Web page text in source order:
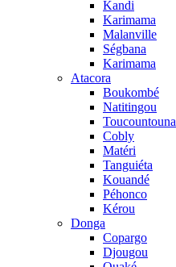
Kandi
Karimama
Malanville
Ségbana
Karimama
Atacora
Boukombé
Natitingou
Toucountouna
Cobly
Matéri
Tanguiéta
Kouandé
Péhonco
Kérou
Donga
Copargo
Djougou